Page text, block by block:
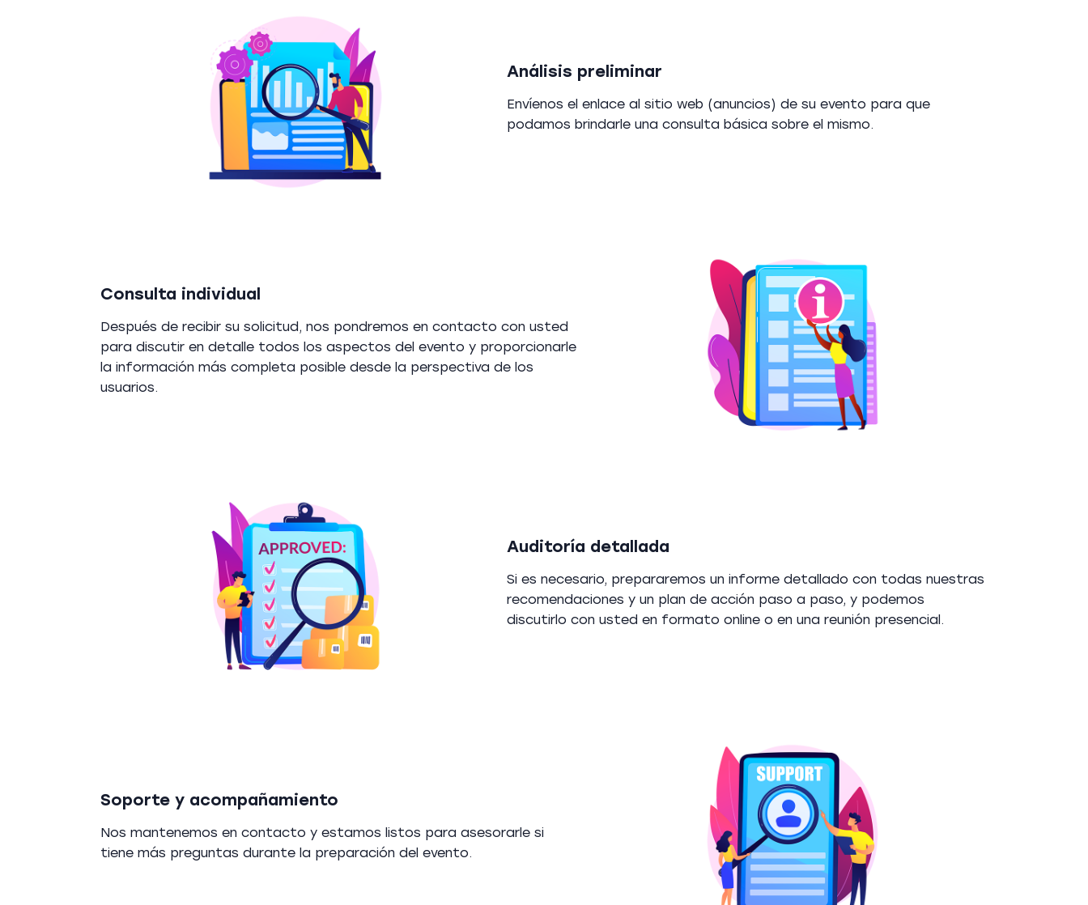
Análisis preliminar
Envíenos el enlace al sitio web (anuncios) de su evento para que
podamos brindarle una consulta básica sobre el mismo.
Consulta individual
Después de recibir su solicitud, nos pondremos en contacto con usted
para discutir en detalle todos los aspectos del evento y proporcionarle
la información más completa posible desde la perspectiva de los
usuarios.
Auditoría detallada
Si es necesario, prepararemos un informe detallado con todas nuestras
recomendaciones y un plan de acción paso a paso, y podemos
discutirlo con usted en formato online o en una reunión presencial.
Soporte y acompañamiento
Nos mantenemos en contacto y estamos listos para asesorarle si
tiene más preguntas durante la preparación del evento.